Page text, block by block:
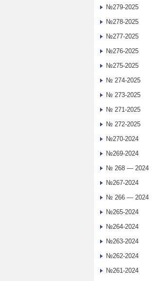
№279-2025
№278-2025
№277-2025
№276-2025
№275-2025
№ 274-2025
№ 273-2025
№ 271-2025
№ 272-2025
№270-2024
№269-2024
№ 268 — 2024
№267-2024
№ 266 — 2024
№265-2024
№264-2024
№263-2024
№262-2024
№261-2024